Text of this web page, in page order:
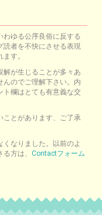
わゆる公序良俗に反する
読者を不快にさせる表現
す。
解が生じることが多々あ
んのでご理解下さい。内
ト欄はとても有意義な交
ことがあります、ご了承
くなりました。以前のよ
方は、 Contactフォーム